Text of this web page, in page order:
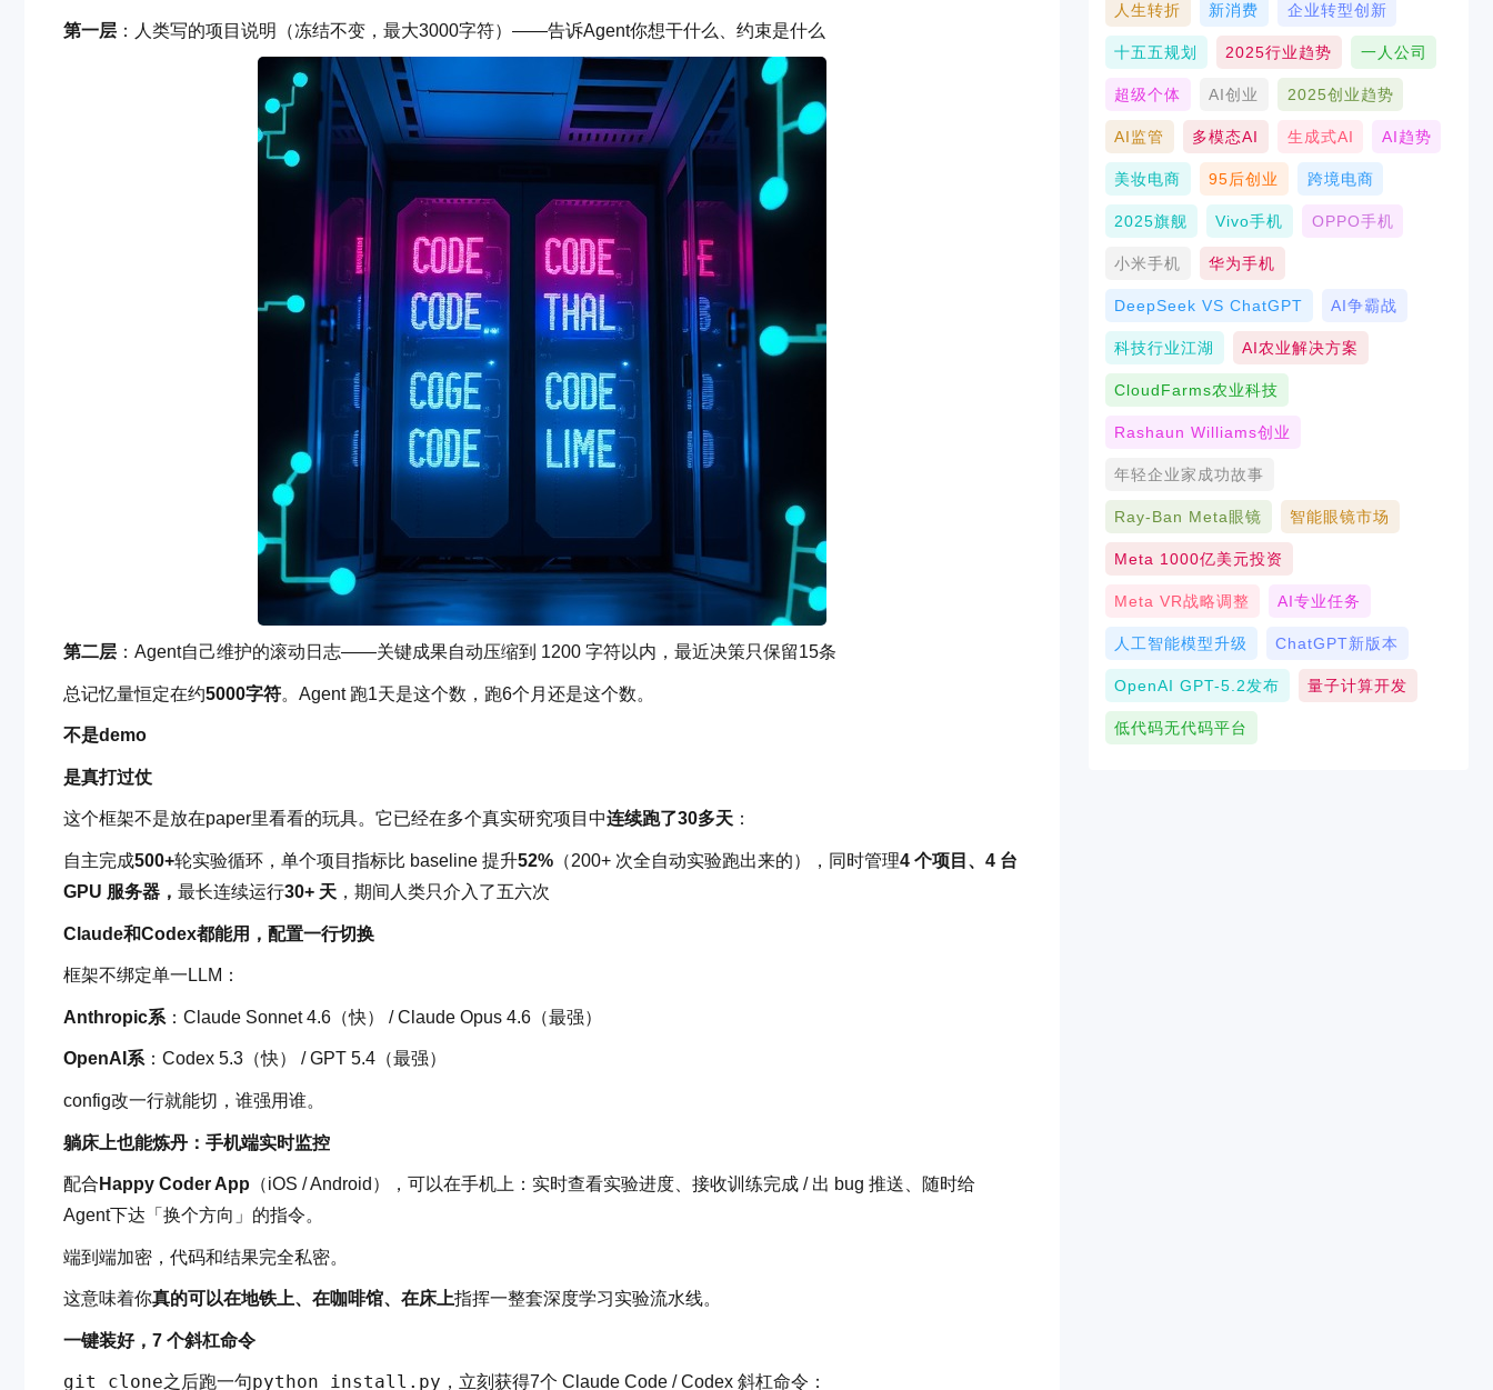
第一层 ：人类写的项目说明（冻结不变，最大3000字符）——告诉Agent你想干什么、约束是什么
第二层 ：Agent自己维护的滚动日志——关键成果自动压缩到 1200 字符以内，最近决策只保留15条
总记忆量恒定在约5000字符。Agent 跑1天是这个数，跑6个月还是这个数。
不是demo
是真打过仗
这个框架不是放在paper里看看的玩具。它已经在多个真实研究项目中连续跑了30多天 ：
自主完成500+轮实验循环，单个项目指标比 baseline 提升52% （200+ 次全自动实验跑出来的），同时管理4 个项目、4 台
GPU 服务器， 最长连续运行30+ 天 ，期间人类只介入了五六次
Claude和Codex都能用，配置一行切换
框架不绑定单一LLM：
Anthropic系 ：Claude Sonnet 4.6（快） / Claude Opus 4.6（最强）
OpenAI系 ：Codex 5.3（快） / GPT 5.4（最强）
config改一行就能切，谁强用谁。
躺床上也能炼丹：手机端实时监控
配合 Happy Coder App （iOS / Android），可以在手机上：实时查看实验进度、接收训练完成 / 出 bug 推送、随时给
Agent下达「换个方向」的指令。
端到端加密，代码和结果完全私密。
这意味着你真的可以在地铁上、在咖啡馆、在床上指挥一整套深度学习实验流水线。
一键装好，7 个斜杠命令
git clone之后跑一句python install.py ，立刻获得7个 Claude Code / Codex 斜杠命令：
人生转折 新消费 企业转型创新
十五五规划 2025行业趋势 一人公司
超级个体 AI创业 2025创业趋势
AI监管 多模态AI 生成式AI AI趋势
美妆电商 95后创业 跨境电商
2025旗舰 Vivo手机 OPPO手机
小米手机 华为手机
DeepSeek VS ChatGPT AI争霸战
科技行业江湖 AI农业解决方案
CloudFarms农业科技
Rashaun Williams创业
年轻企业家成功故事
Ray-Ban Meta眼镜 智能眼镜市场
Meta 1000亿美元投资
Meta VR战略调整 AI专业任务
人工智能模型升级 ChatGPT新版本
OpenAI GPT-5.2发布 量子计算开发
低代码无代码平台